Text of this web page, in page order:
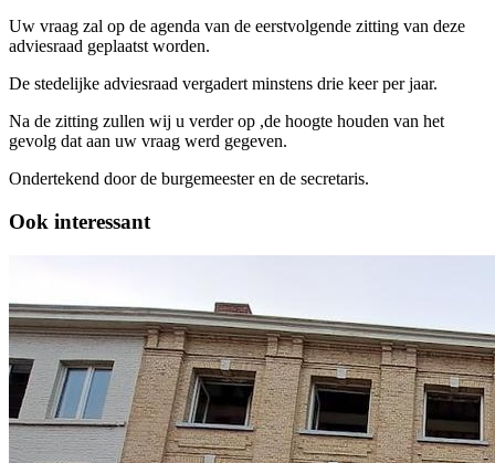
Uw vraag zal op de agenda van de eerstvolgende zitting van deze
adviesraad geplaatst worden.
De stedelijke adviesraad vergadert minstens drie keer per jaar.
Na de zitting zullen wij u verder op ,de hoogte houden van het
gevolg dat aan uw vraag werd gegeven.
Ondertekend door de burgemeester en de secretaris.
Ook interessant